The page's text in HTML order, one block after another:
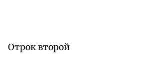
Отрок второй